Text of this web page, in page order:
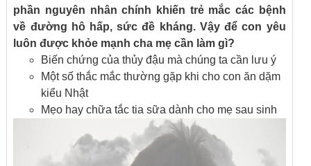
phần nguyên nhân chính khiến trẻ mắc các bệnh
về đường hô hấp, sức đề kháng. Vậy để con yêu
luôn được khỏe mạnh cha mẹ cần làm gì?
Biến chứng của thủy đậu mà chúng ta cần lưu ý
Một số thắc mắc thường gặp khi cho con ăn dặm
kiểu Nhật
Mẹo hay chữa tắc tia sữa dành cho mẹ sau sinh